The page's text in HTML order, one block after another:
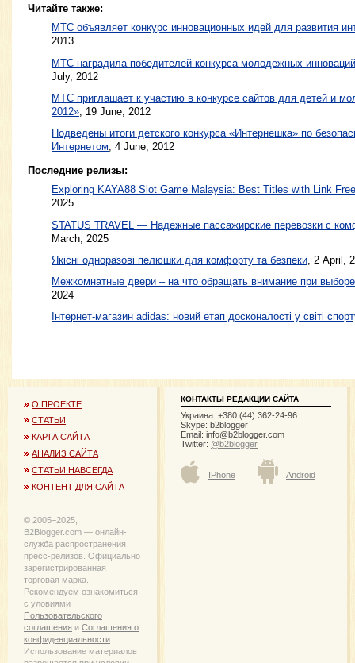
Читайте также:
МТС объявляет конкурс инновационных идей для развития
2013
МТС наградила победителей конкурса молодежных
July, 2012
МТС приглашает к участию в конкурсе сайтов для детей и
2012» 19 June, 2012
Подведены итоги детского конкурса «Интернешка» по
Интернетом 4 June, 2012
Последние релизы:
Exploring KAYA88 Slot Game Malaysia: Best Titles with Link
2025
STATUS TRAVEL — Надежные пассажирские перевозки с
March, 2025
Якісні одноразові пелюшки для комфорту та безпеки , 2 April,
Межкомнатные двери – на что обращать внимание при
2024
Інтернет-магазин adidas: новий етап досконалості у світі
О ПРОЕКТЕ
СТАТЬИ
КАРТА САЙТА
АНАЛИЗ САЙТА
СТАТЬИ НАВСЕГДА
КОНТЕНТ ДЛЯ САЙТА
© 2005−2025,
B2Blogger.com — онлайн-
служба распространения
пресс-релизов. Официально
зарегистрированная
торговая марка.
Рекомендуем ознакомиться
с уловиями
Пользовательского
соглашения и Соглашения о
конфиденциальности
Использование материалов
КОНТАКТЫ РЕДАКЦИИ САЙТА
Украина: +380 (44) 362-24-96
Skype: b2blogger
Email: info@b2blogger.com
Twitter: @b2blogger
IPhone Android